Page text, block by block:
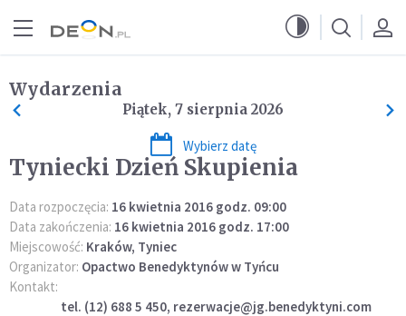
Wydarzenia
Piątek, 7 sierpnia 2026
Wybierz datę
Tyniecki Dzień Skupienia
Data rozpoczęcia: 16 kwietnia 2016 godz. 09:00
Data zakończenia: 16 kwietnia 2016 godz. 17:00
Miejscowość: Kraków, Tyniec
Organizator: Opactwo Benedyktynów w Tyńcu
Kontakt:
tel. (12) 688 5 450, rezerwacje@jg.benedyktyni.com